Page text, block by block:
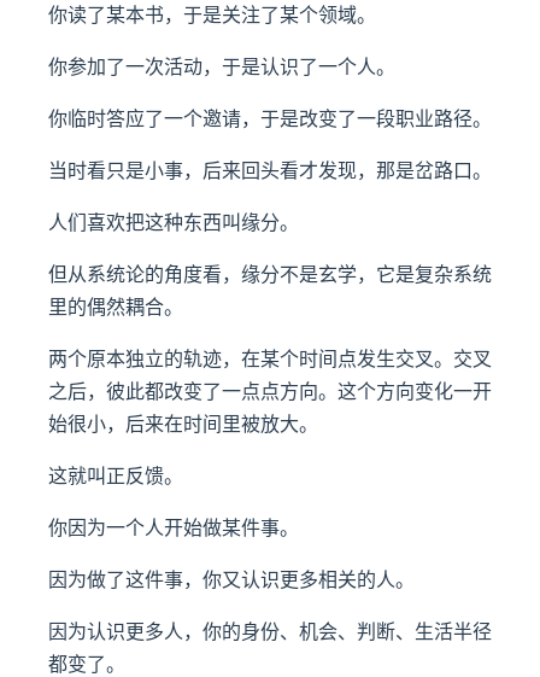
你读了某本书，于是关注了某个领域。
你参加了一次活动，于是认识了一个人。
你临时答应了一个邀请，于是改变了一段职业路径。
当时看只是小事，后来回头看才发现，那是岔路口。
人们喜欢把这种东西叫缘分。
但从系统论的角度看，缘分不是玄学，它是复杂系统
里的偶然耦合。
两个原本独立的轨迹，在某个时间点发生交叉。交叉
之后，彼此都改变了一点点方向。这个方向变化一开
始很小，后来在时间里被放大。
这就叫正反馈。
你因为一个人开始做某件事。
因为做了这件事，你又认识更多相关的人。
因为认识更多人，你的身份、机会、判断、生活半径
都变了。